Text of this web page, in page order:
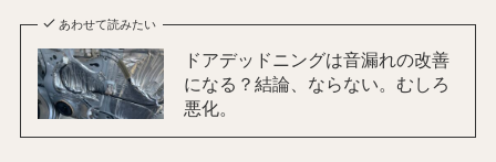
あわせて読みたい
ドアデッドニングは音漏れの改善
になる？結論、ならない。むしろ
悪化。